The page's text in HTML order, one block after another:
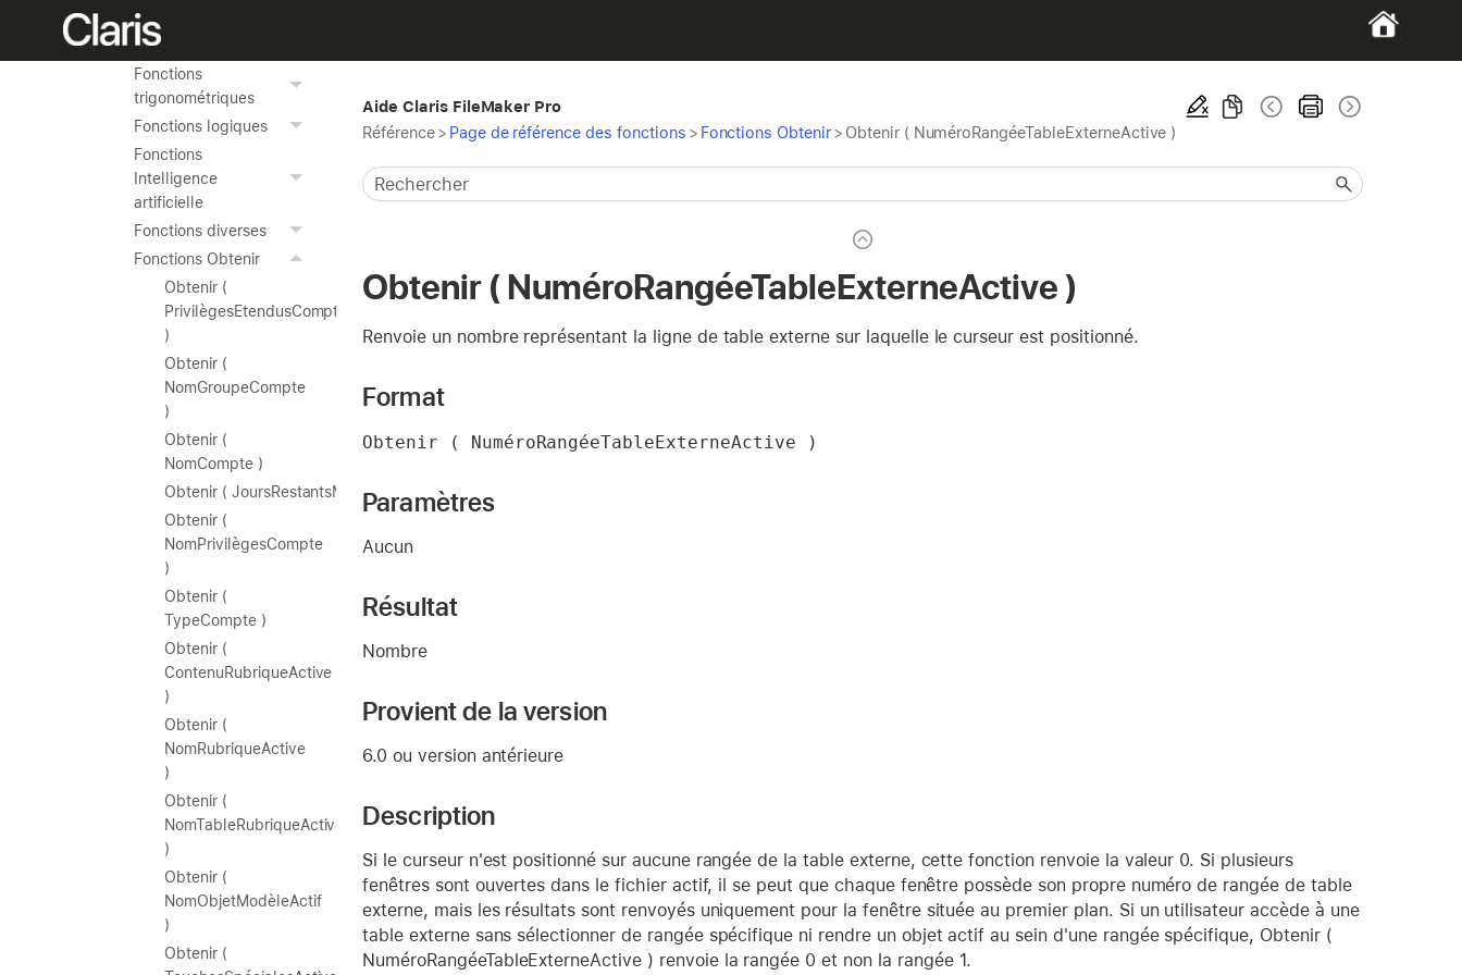
multivaluées
Fonctions financières
Fonctions
trigonométriques
Fonctions logiques
Fonctions
Intelligence
artificielle
Fonctions diverses
Fonctions Obtenir
Obtenir (
PrivilègesEtendusCompte
)
Obtenir (
NomGroupeCompte
)
Obtenir (
NomCompte )
Obtenir ( JoursRestantsMotDePasse )
Obtenir (
NomPrivilègesCompte
)
Obtenir (
TypeCompte )
Obtenir (
ContenuRubriqueActive
)
Obtenir (
NomRubriqueActive
)
Obtenir (
NomTableRubriqueActive
)
Obtenir (
NomObjetModèleActif
)
Obtenir (
Aide Claris FileMaker Pro
Référence> Page de référence des fonctions > Fonctions Obtenir> Obtenir ( NuméroRangéeTableExterneActive )
Obtenir ( NuméroRangéeTableExterneActive )
Renvoie un nombre représentant la ligne de table externe sur laquelle le curseur est positionné.
Format
Obtenir ( NuméroRangéeTableExterneActive )
Paramètres
Aucun
Résultat
Nombre
Provient de la version
6.0 ou version antérieure
Description
Si le curseur n'est positionné sur aucune rangée de la table externe, cette fonction renvoie la valeur 0. Si plusieurs
fenêtres sont ouvertes dans le fichier actif, il se peut que chaque fenêtre possède son propre numéro de rangée de table
externe, mais les résultats sont renvoyés uniquement pour la fenêtre située au premier plan. Si un utilisateur accède à une
table externe sans sélectionner de rangée spécifique ni rendre un objet actif au sein d'une rangée spécifique, Obtenir (
NuméroRangéeTableExterneActive ) renvoie la rangée 0 et non la rangée 1.